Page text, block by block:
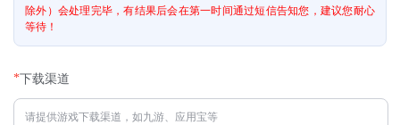
除外）会处理完毕，有结果后会在第一时间通过短信告知您，建议您耐心
等待！
*下载渠道